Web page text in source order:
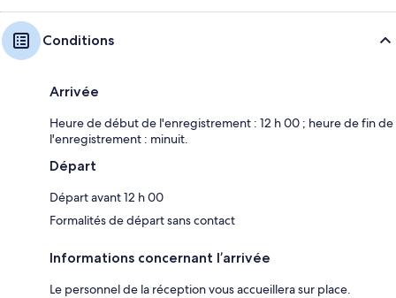
Conditions
Arrivée
Heure de début de l'enregistrement : 12 h 00 ; heure de fin de
l'enregistrement : minuit.
Départ
Départ avant 12 h 00
Formalités de départ sans contact
Informations concernant l’arrivée
Le personnel de la réception vous accueillera sur place.